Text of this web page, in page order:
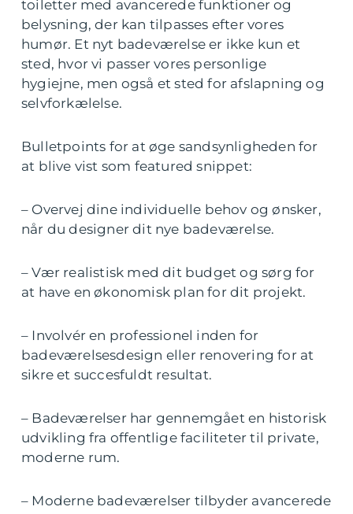
toiletter med avancerede funktioner og
belysning, der kan tilpasses efter vores
humør. Et nyt badeværelse er ikke kun et
sted, hvor vi passer vores personlige
hygiejne, men også et sted for afslapning og
selvforkælelse.
Bulletpoints for at øge sandsynligheden for
at blive vist som featured snippet:
– Overvej dine individuelle behov og ønsker,
når du designer dit nye badeværelse.
– Vær realistisk med dit budget og sørg for
at have en økonomisk plan for dit projekt.
– Involvér en professionel inden for
badeværelsesdesign eller renovering for at
sikre et succesfuldt resultat.
– Badeværelser har gennemgået en historisk
udvikling fra offentlige faciliteter til private,
moderne rum.
– Moderne badeværelser tilbyder avancerede